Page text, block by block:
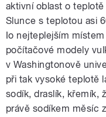
aktivní oblast o
Slunce s teplotou asi
Io nejteplejším
počítačové modely
v Washingtonově
při tak vysoké teplotě
sodík, draslík, křemík,
právě sodíkem měsíc